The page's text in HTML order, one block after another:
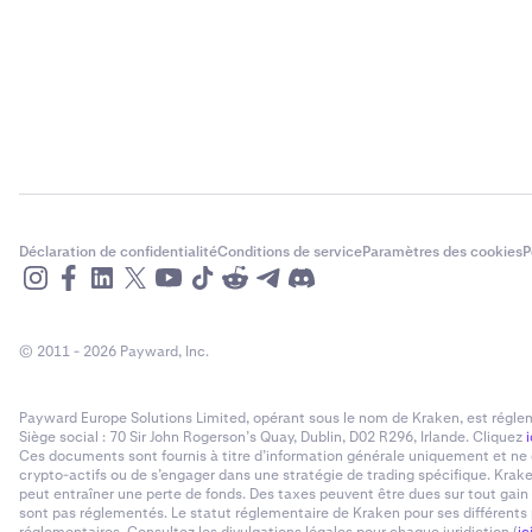
Déclaration de confidentialitéConditions de serviceParamètres des cookies
© 2011 - 2026 Payward, Inc.
Payward Europe Solutions Limited, opérant sous le nom de Kraken, est
Siège social : 70 Sir John Rogerson’s Quay, Dublin, D02 R296, Irlande. Cliquez
Ces documents sont fournis à titre d’information générale uniquement et
crypto-actifs ou de s’engager dans une stratégie de trading spécifique.
peut entraîner une perte de fonds. Des taxes peuvent être dues sur tout
sont pas réglementés. Le statut réglementaire de Kraken pour ses